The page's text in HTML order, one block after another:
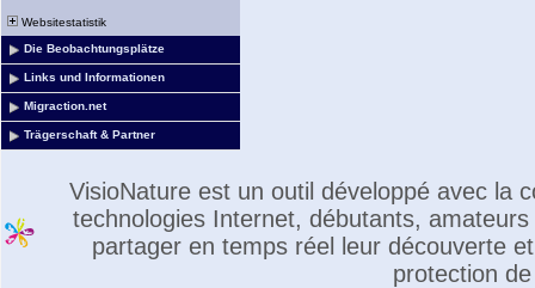
Websitestatistik
Die Beobachtungsplätze
Links und Informationen
Migraction.net
Trägerschaft & Partner
VisioNature est un outil développé avec la
technologies Internet, débutants,
partager en temps réel leur découverte
protection